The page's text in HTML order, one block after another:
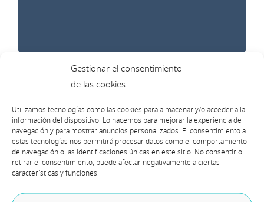
Gestionar el consentimiento
de las cookies
Utilizamos tecnologías como las cookies para almacenar y/o acceder a la
información del dispositivo. Lo hacemos para mejorar la experiencia de
navegación y para mostrar anuncios personalizados. El consentimiento a
estas tecnologías nos permitirá procesar datos como el comportamiento
de navegación o las identificaciones únicas en este sitio. No consentir o
retirar el consentimiento, puede afectar negativamente a ciertas
características y funciones.
Respuesta ante incidentes